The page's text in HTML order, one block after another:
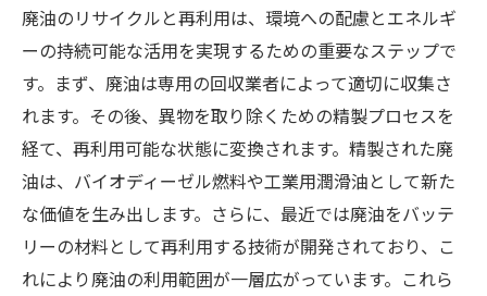
廃油のリサイクルと再利用は、環境への配慮とエネルギ
ーの持続可能な活用を実現するための重要なステップで
す。まず、廃油は専用の回収業者によって適切に収集さ
れます。その後、異物を取り除くための精製プロセスを
経て、再利用可能な状態に変換されます。精製された廃
油は、バイオディーゼル燃料や工業用潤滑油として新た
な価値を生み出します。さらに、最近では廃油をバッテ
リーの材料として再利用する技術が開発されており、こ
れにより廃油の利用範囲が一層広がっています。これら